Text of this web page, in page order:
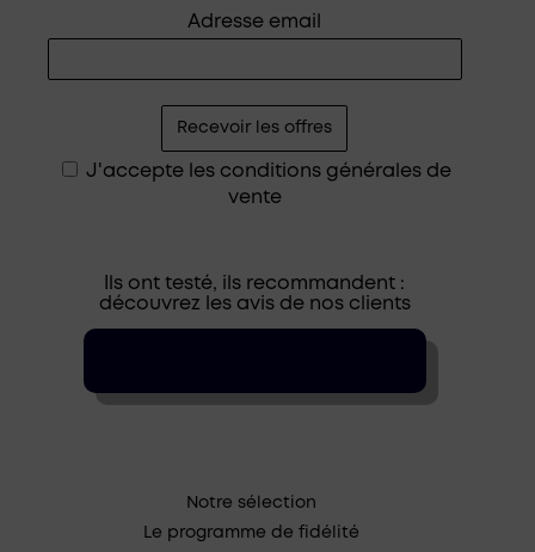
Adresse email
J'accepte les conditions générales de
vente
Ils ont testé, ils recommandent :
découvrez les avis de nos clients
Notre sélection
Le programme de fidélité